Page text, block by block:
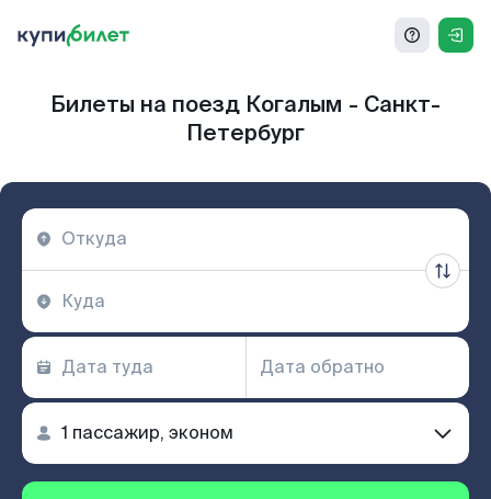
Билеты на поезд Когалым - Санкт-
Петербург